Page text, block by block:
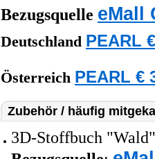
Bezugsquelle eMall
Deutschland PEARL
Österreich PEARL €
Zubehör / häufig
3D-Stoffbuch